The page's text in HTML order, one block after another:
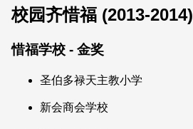
校园齐惜福 (2013-2014)
惜福学校 - 金奖
圣伯多禄天主教小学
新会商会学校